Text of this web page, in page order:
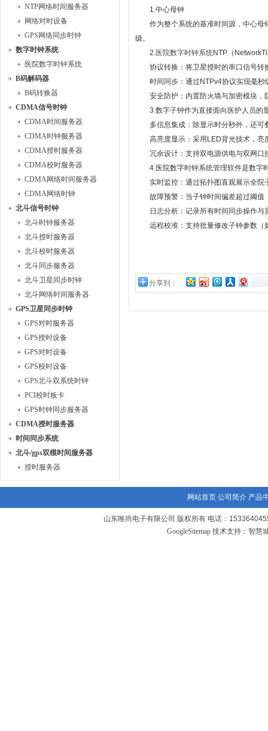
NTP网络时间服务器
网络对时设备
GPS网络同步时钟
数字时钟系统
医院数字时钟系统
B码解码器
B码转换器
CDMA信号时钟
CDMA时间服务器
CDMA时钟服务器
CDMA授时服务器
CDMA校时服务器
CDMA网络时间服务器
CDMA网络时钟
北斗信号时钟
北斗时钟服务器
北斗授时服务器
北斗校时服务器
北斗同步服务器
北斗卫星同步时钟
北斗网络时间服务器
GPS卫星同步时钟
GPS对时服务器
GPS授时设备
GPS对时设备
GPS校时设备
GPS北斗双系统时钟
PCI校时板卡
GPS时钟同步服务器
CDMA授时服务器
时间同步系统
北斗/gps双模时间服务器
授时服务器
1.中心母钟
作为整个系统的基准时间源，中心母
级。
2.医院数字时钟系统NTP（
协议转换：将卫星授时的串口信号转
时间同步：通过NTPv4协议实现毫秒
安全防护：内置防火墙与加密模块，
3.数字子钟作为直接面向医护人员的
多信息集成：除显示时分秒外，还可
高亮度显示：采用LED背光技术，亮
冗余设计：支持双电源供电与双网口
4.医院数字时钟系统管理软件是数字
实时监控：通过拓扑图直观展示全院
故障预警：当子钟时间偏差超过阈值
日志分析：记录所有时间同步操作与
远程校准：支持批量修改子钟参数（
分享到：
网站首页 公司简介 产品
山东唯尚电子有限公司 版权所有 电话：
GoogleSitemap技术支持： 智慧